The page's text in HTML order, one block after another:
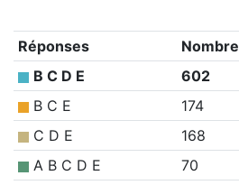
Réponses Nombre
B C D E
602
B C E
174
C D E
168
A B C D E
70